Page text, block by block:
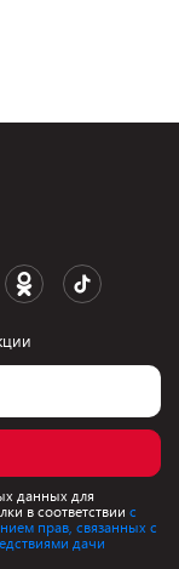
данных для
в соответствии с
прав, связанных с
дачи